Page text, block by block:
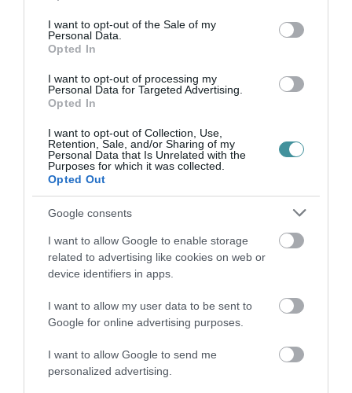
use your data for below specified purposes in below Google
consent section.
I want to opt-out of the Sale of my
Personal Data.
Opted In
I want to opt-out of processing my
Personal Data for Targeted Advertising.
Opted In
I want to opt-out of Collection, Use,
Retention, Sale, and/or Sharing of my
Personal Data that Is Unrelated with the
Purposes for which it was collected.
Opted Out
Google consents
I want to allow Google to enable storage
related to advertising like cookies on web or
device identifiers in apps.
I want to allow my user data to be sent to
Google for online advertising purposes.
I want to allow Google to send me
personalized advertising.
bemutatókat is tartottak, amelyek nagy sikert
arattak. Az esemény kiváló lehetőséget
biztosított arra is, hogy azok a diákok, akik
eddig nem gondolkodtak szakmatanulásban,
előnyeit és lehetőségeit.
Forrás: HKIK
Ne maradjon le a legfrissebb hírekről, kövessen